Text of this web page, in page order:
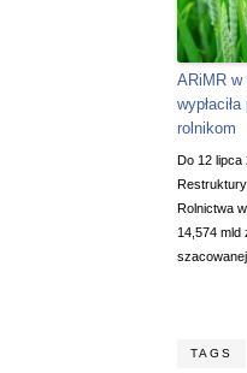
ARiMR w
rolnikom
Do 12 lipca
Rolnictwa
14,574 mld
TAGS